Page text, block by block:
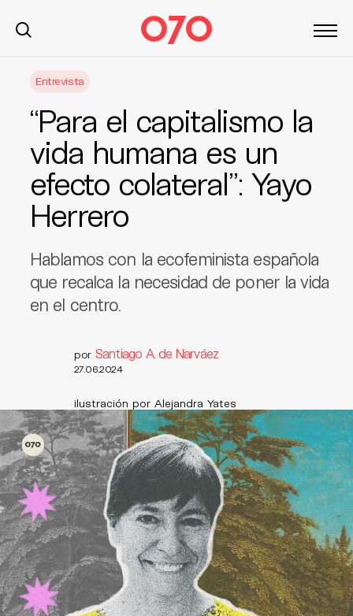
Entrevista
“Para el capitalismo la
vida humana es un
efecto colateral”: Yayo
Herrero
Hablamos con la ecofeminista española
que recalca la necesidad de poner la vida
en el centro.
por Santiago A. de Narváez
27.06.2024
ilustración por Alejandra Yates